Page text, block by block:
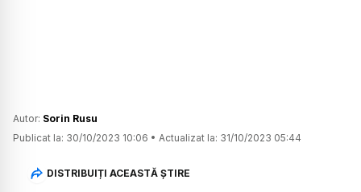
Autor: Sorin Rusu
Publicat la: 30/10/2023 10:06 • Actualizat la: 31/10/2023 05:44
DISTRIBUIȚI ACEASTĂ ȘTIRE